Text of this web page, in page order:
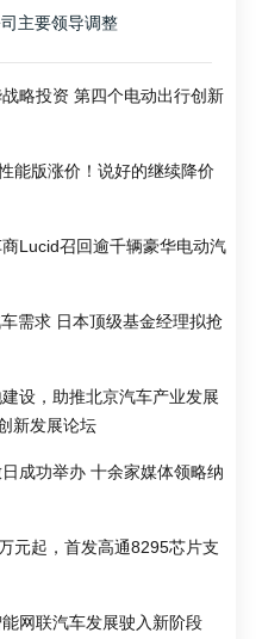
主要领导调整
略投资 第四个电动出行创新
能版涨价！说好的继续降价
Lucid召回逾千辆豪华电动汽
需求 日本顶级基金经理拟抢
设，助推北京汽车产业发展
新发展论坛
成功举办 十余家媒体领略纳
元起，首发高通8295芯片支
网联汽车发展驶入新阶段